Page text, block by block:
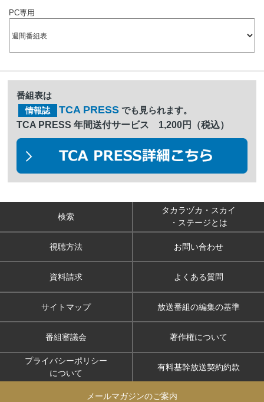
PC専用
番組表は
情報誌 TCA PRESS でも見られます。
TCA PRESS 年間送付サービス 1,200円（税込）
検索
タカラヅカ・スカイ
・ステージとは
視聴方法 お問い合わせ
資料請求 よくある質問
サイトマップ 放送番組の編集の基準
番組審議会 著作権について
プライバシーポリシー
について
有料基幹放送契約約款
メールマガジンのご案内